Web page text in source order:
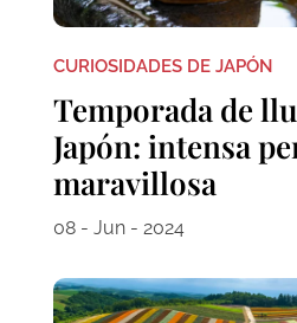
CURIOSIDADES DE JAPÓN
Temporada de
Japón: intensa
maravillosa
08 - Jun - 2024